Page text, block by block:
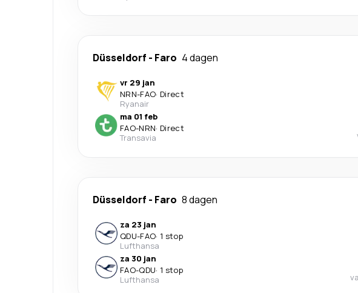
Düsseldorf - Faro 4 dagen
vr 29 jan
NRN-FAO· Direct
Ryanair
ma 01 feb
FAO-NRN· Direct
Transavia
Düsseldorf - Faro 8 dagen
za 23 jan
QDU-FAO· 1 stop
Lufthansa
za 30 jan
FAO-QDU· 1 stop
Lufthansa